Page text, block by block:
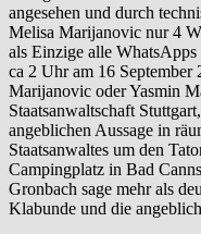
angesehen und durch
Melisa Marijanovic nur 4
als Einzige alle
ca 2 Uhr am 16
Marijanovic oder Yasmin
Staatsanwaltschaft
angeblichen Aussage in
Staatsanwaltes um den
Campingplatz in Bad
Gronbach sage mehr als
Klabunde und die